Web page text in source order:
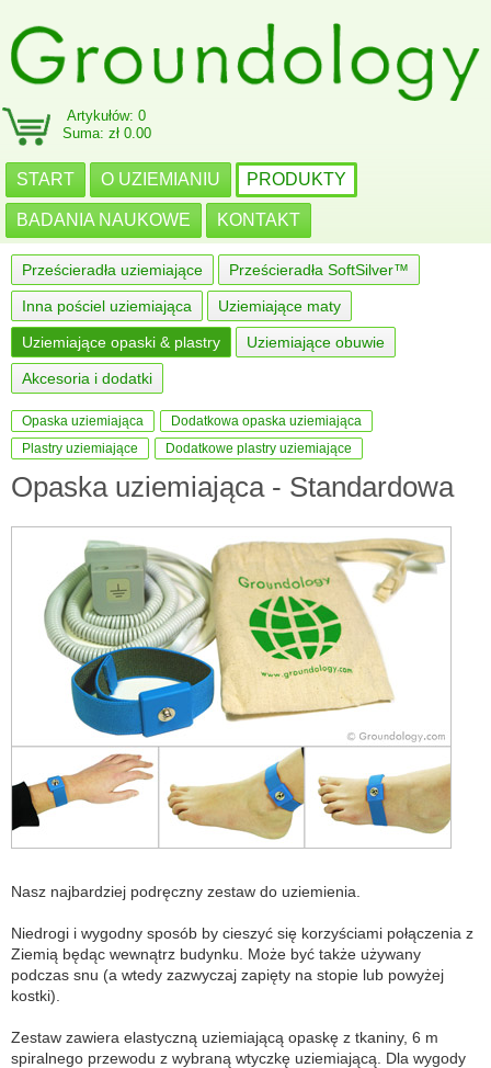
Artykułów: 0
Suma: zł 0.00
START O UZIEMIANIU PRODUKTY
BADANIA NAUKOWE KONTAKT
Prześcieradła uziemiające Prześcieradła SoftSilver™
Inna pościel uziemiająca Uziemiające maty
Uziemiające opaski & plastry Uziemiające obuwie
Akcesoria i dodatki
Opaska uziemiająca
Dodatkowa opaska uziemiająca
Plastry uziemiające
Dodatkowe plastry uziemiające
Opaska uziemiająca - Standardowa
Nasz najbardziej podręczny zestaw do uziemienia.
Niedrogi i wygodny sposób by cieszyć się korzyściami połączenia z
Ziemią będąc wewnątrz budynku. Może być także używany
podczas snu (a wtedy zazwyczaj zapięty na stopie lub powyżej
kostki).
Zestaw zawiera elastyczną uziemiającą opaskę z tkaniny, 6 m
spiralnego przewodu z wybraną wtyczkę uziemiającą. Dla wygody